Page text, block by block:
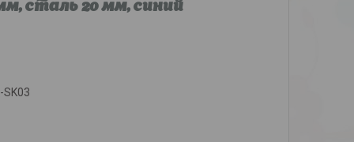
сталь 20 мм, синий
SK03